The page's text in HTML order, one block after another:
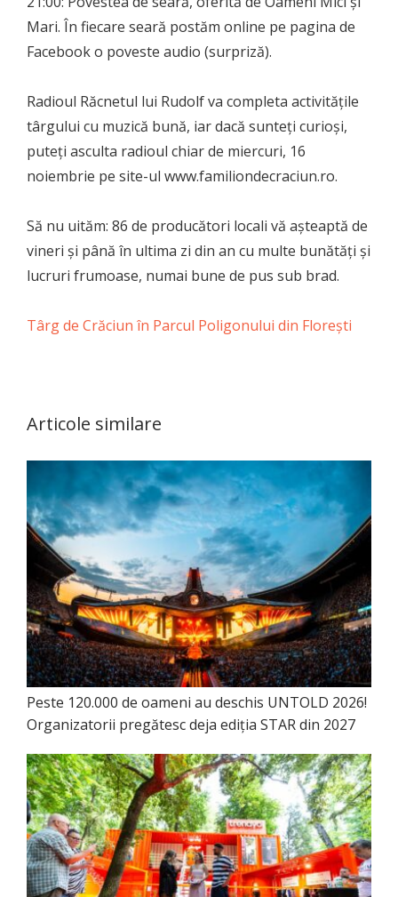
Mari. În fiecare seară postăm online pe pagina de
Facebook o poveste audio (surpriză).
Radioul Răcnetul lui Rudolf va completa activitățile
târgului cu muzică bună, iar dacă sunteți curioși,
puteți asculta radioul chiar de miercuri, 16
noiembrie pe site-ul www.familiondecraciun.ro.
Să nu uităm: 86 de producători locali vă așteaptă de
vineri și până în ultima zi din an cu multe bunătăți și
lucruri frumoase, numai bune de pus sub brad.
Târg de Crăciun în Parcul Poligonului din Floreşti
Articole similare
Peste 120.000 de oameni au deschis UNTOLD 2026!
Organizatorii pregătesc deja ediția STAR din 2027